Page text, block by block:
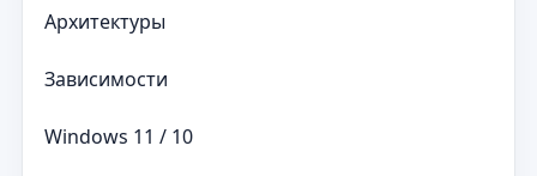
Архитектуры
Зависимости
Windows 11 / 10